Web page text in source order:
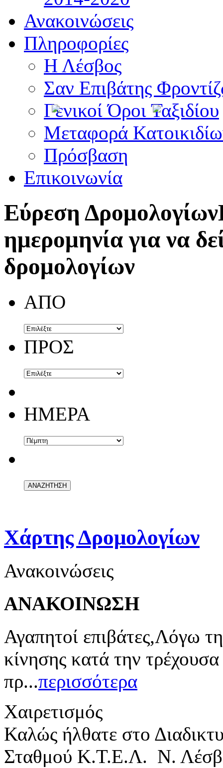
Ανακοινώσεις
Πληροφορίες
Η Λέσβος
Σαν Επιβάτης
Γενικοί Όροι Ταξιδίου
Μεταφορά
Πρόσβαση
Επικοινωνία
Εύρεση Δρομολογίων
ημερομηνία για να
δρομολογίων
ΑΠΟ
ΠΡΟΣ
ΗΜΕΡΑ
Χάρτης Δρομολογίων
Ανακοινώσεις
ΑΝΑΚΟΙΝΩΣΗ
Αγαπητοί επιβάτες,Λόγω
κίνησης κατά την
πρ...περισσότερα
Χαιρετισμός
Καλώς ήλθατε στο
Σταθμού Κ.Τ.Ε.Λ. Ν.